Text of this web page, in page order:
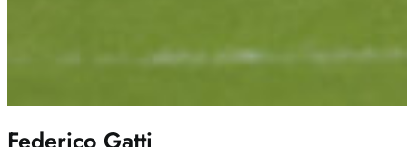
Federico Gatti